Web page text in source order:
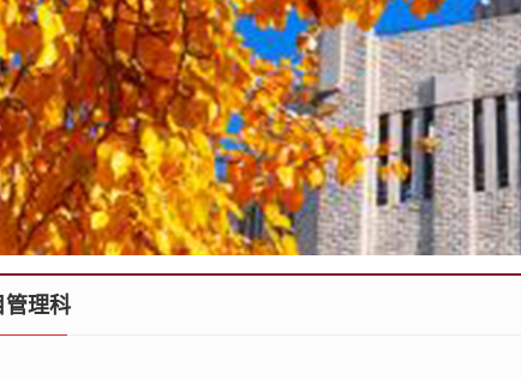
管理科